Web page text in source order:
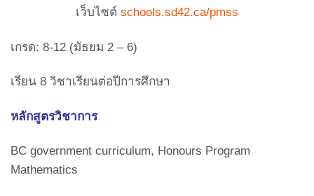
เว็บไซต์ schools.sd42.ca/pmss
เกรด: 8-12 (มัธยม 2 – 6)
เรียน 8 วิชาเรียนต่อปีการศึกษา
หลักสูตรวิชาการ
BC government curriculum, Honours Program
Mathematics